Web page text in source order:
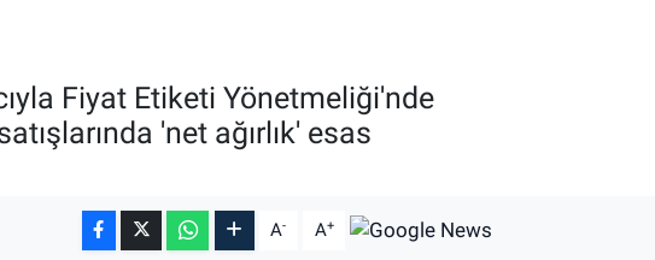
Fiyat Etiketi Yönetmeliği'nde
'net ağırlık' esas
A- A+